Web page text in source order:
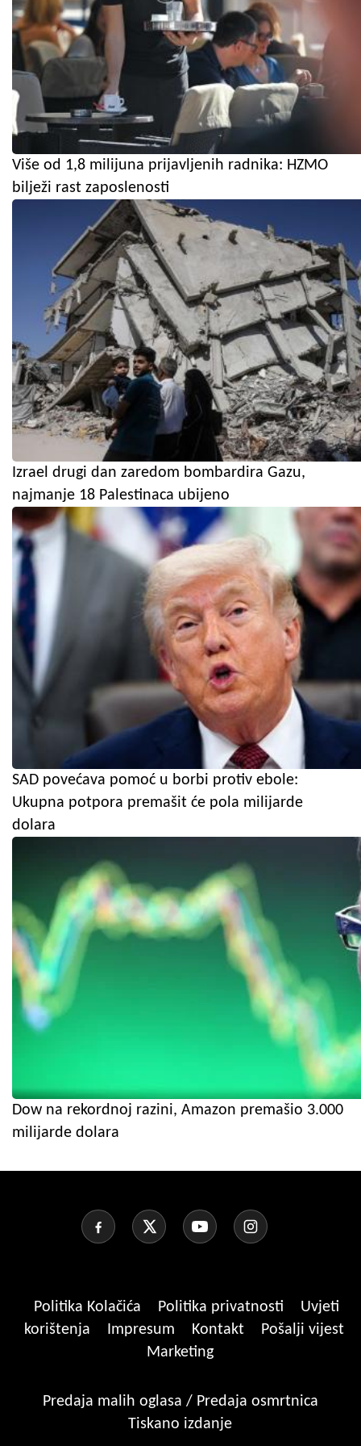
Više od 1,8 milijuna prijavljenih radnika: HZMO
bilježi rast zaposlenosti
Izrael drugi dan zaredom bombardira Gazu,
najmanje 18 Palestinaca ubijeno
SAD povećava pomoć u borbi protiv ebole:
Ukupna potpora premašit će pola milijarde
dolara
Dow na rekordnoj razini, Amazon premašio 3.000
milijarde dolara
Politika Kolačića Politika privatnosti
Uvjeti
korištenja
Impresum Kontakt
Pošalji vijest
Marketing
Predaja malih oglasa / Predaja osmrtnica
Tiskano izdanje